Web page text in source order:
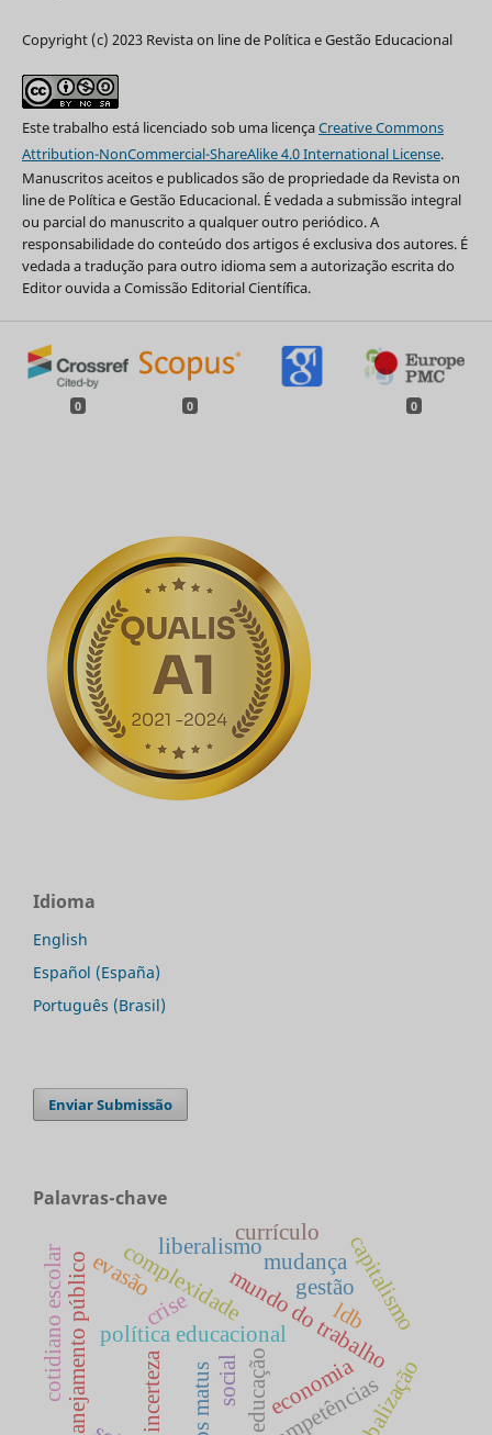
Copyright (c) 2023 Revista on line de Política e Gestão Educacional
Este trabalho está licenciado sob uma licençaCreative Commons
Attribution-NonCommercial-ShareAlike 4.0 International License.
Manuscritos aceitos e publicados são de propriedade da Revista on
line de Política e Gestão Educacional. É vedada a submissão integral
ou parcial do manuscrito a qualquer outro periódico. A
responsabilidade do conteúdo dos artigos é exclusiva dos autores. É
vedada a tradução para outro idioma sem a autorização escrita do
Editor ouvida a Comissão Editorial Científica.
0 0 0
Idioma
English
Español (España)
Português (Brasil)
Enviar Submissão
Palavras-chave
competências
educação
mundo do trabalho
política educacional
planejamento público gestão
complexidade
incerteza
crise
mudança
liberalismo
economia
capitalismo
social
ldb
currículo
cotidiano escolar evasão